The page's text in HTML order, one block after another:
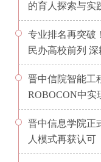
的育人探索与实
专业排名再突破
民办高校前列
晋中信院智能工
ROBOCON中实
晋中信息学院正
人模式再获认可